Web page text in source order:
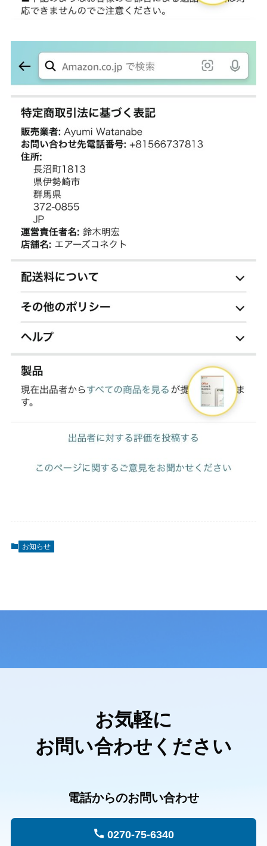
お知らせ
お気軽に
お問い合わせください
電話からのお問い合わせ
0270-75-6340